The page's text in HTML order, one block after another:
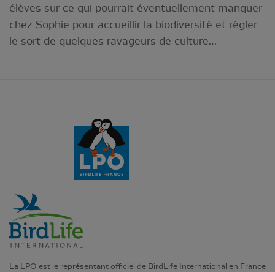
élèves sur ce qui pourrait éventuellement manquer
chez Sophie pour accueillir la biodiversité et régler
le sort de quelques ravageurs de culture…
La LPO est le représentant officiel de BirdLife International en France